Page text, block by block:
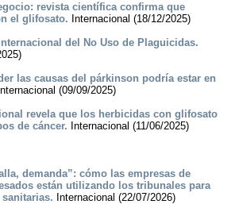
revista científica confirma que
el glifosato. Internacional (18/12/2025)
del No Uso de Plaguicidas.
las causas del párkinson podría estar en
Internacional (09/09/2025)
revela que los herbicidas con glifosato
de cáncer. Internacional (11/06/2025)
demanda”: cómo las empresas de
están utilizando los tribunales para
Internacional (22/07/2026)